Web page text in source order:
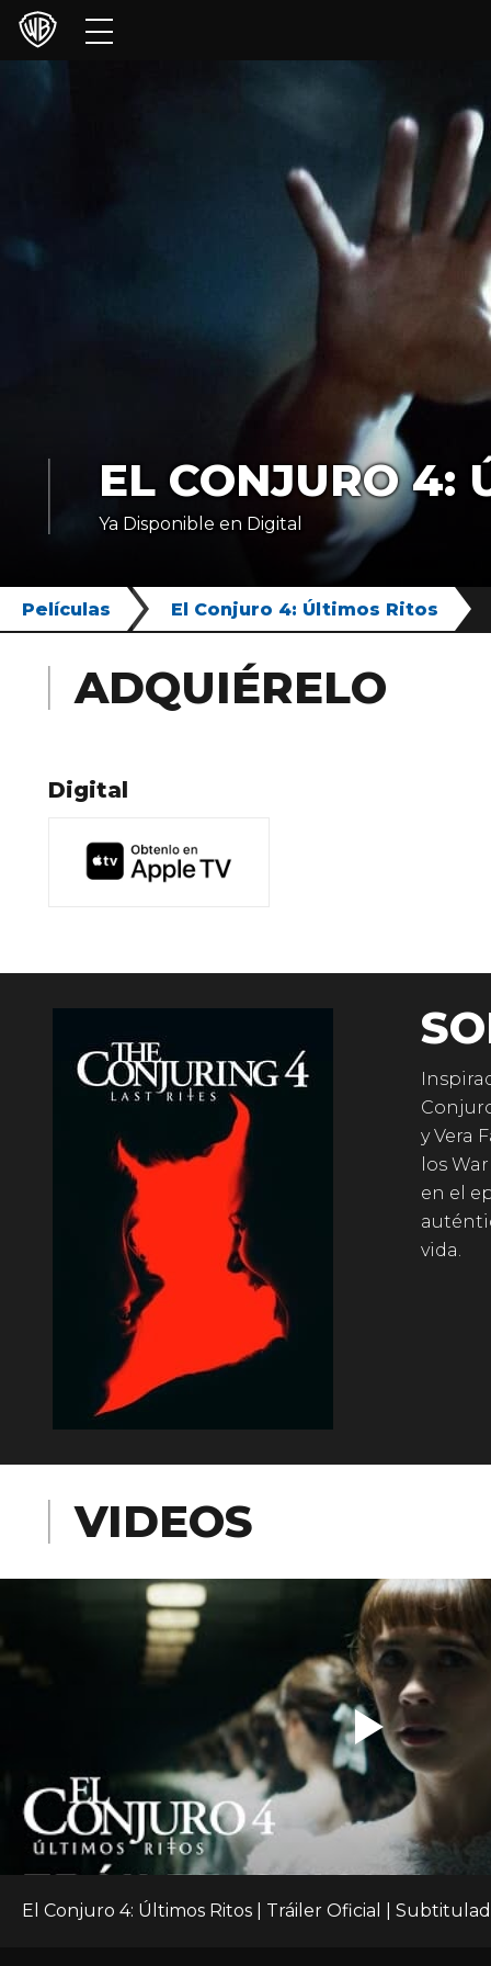
Películas
HBO Max
EL CONJURO 4:
Ya Disponible en Digital
Películas El Conjuro 4: Últimos Ritos
ADQUIÉRELO
Digital
y Vera
los
en el
vida.
VIDEOS
El Conjuro 4: Últimos Ritos | Tráiler Oficial |